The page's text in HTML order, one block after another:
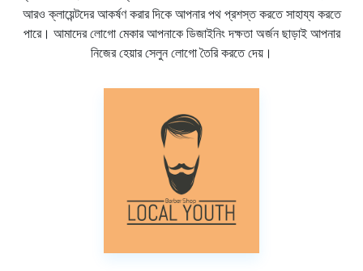
আরও ক্লায়েন্টদের আকর্ষণ করার দিকে আপনার পথ প্রশস্ত করতে সাহায্য করতে
পারে। আমাদের লোগো মেকার আপনাকে ডিজাইনিং দক্ষতা অর্জন ছাড়াই আপনার
নিজের হেয়ার সেলুন লোগো তৈরি করতে দেয়।